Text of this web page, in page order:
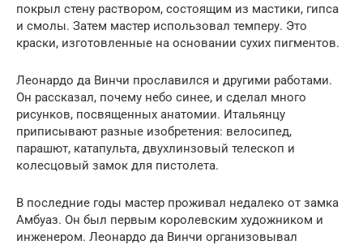
покрыл стену раствором, состоящим из мастики, гипса
и смолы. Затем мастер использовал темперу. Это
краски, изготовленные на основании сухих пигментов.
Леонардо да Винчи прославился и другими работами.
Он рассказал, почему небо синее, и сделал много
рисунков, посвященных анатомии. Итальянцу
приписывают разные изобретения: велосипед,
парашют, катапульта, двухлинзовый телескоп и
колесцовый замок для пистолета.
В последние годы мастер проживал недалеко от замка
Амбуаз. Он был первым королевским художником и
инженером. Леонардо да Винчи организовывал